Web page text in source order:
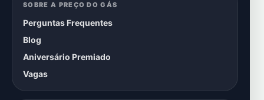
SOBRE A PREÇO DO GÁS
Perguntas Frequentes
Blog
Aniversário Premiado
Vagas